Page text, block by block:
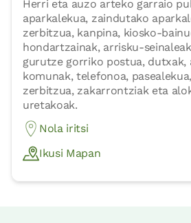
Herri eta auzo arteko garraio
aparkalekua, zaindutako
zerbitzua, kanpina, kiosko-
hondartzainak, arrisku-
gurutze gorriko postua, dutxak,
komunak, telefonoa,
zerbitzua, zakarrontziak eta
uretakoak.
Nola iritsi
Ikusi Mapan